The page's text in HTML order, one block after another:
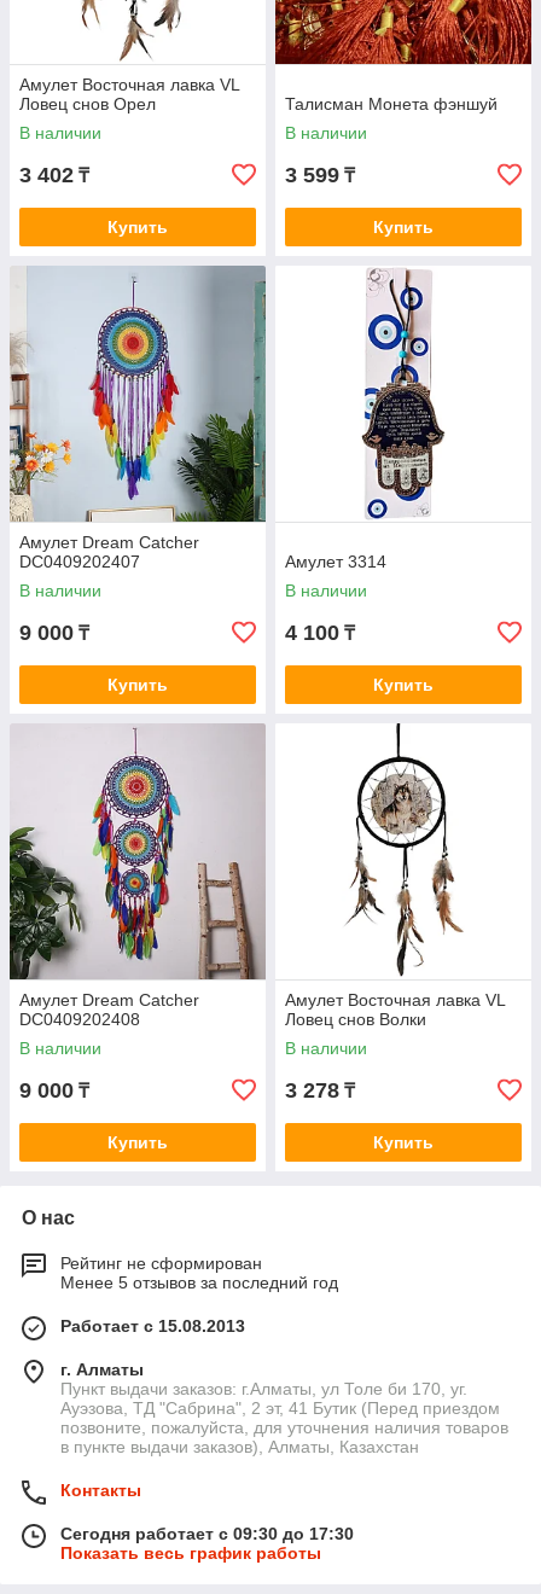
Амулет Восточная лавка VL
Ловец снов Орел
В наличии
3 402 ₸
Купить
Талисман Монета фэншуй
В наличии
3 599 ₸
Купить
Амулет Dream Catcher
DC0409202407
В наличии
9 000 ₸
Купить
Амулет 3314
В наличии
4 100 ₸
Купить
Амулет Dream Catcher
DC0409202408
В наличии
9 000 ₸
Купить
Амулет Восточная лавка VL
Ловец снов Волки
В наличии
3 278 ₸
Купить
О нас
Рейтинг не сформирован
Менее 5 отзывов за последний год
Работает с 15.08.2013
г. Алматы
Пункт выдачи заказов: г.Алматы, ул Толе би 170, уг.
Ауэзова, ТД "Сабрина", 2 эт, 41 Бутик (Перед приездом
позвоните, пожалуйста, для уточнения наличия товаров
в пункте выдачи заказов), Алматы, Казахстан
Контакты
Сегодня работает с 09:30 до 17:30
Показать весь график работы